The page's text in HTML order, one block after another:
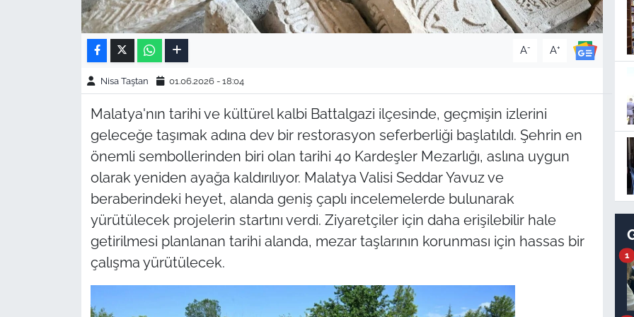
A- A+
Nisa Taştan 01.06.2026 - 18:04
Malatya'nın tarihi ve kültürel kalbi Battalgazi ilçesinde, geçmişin izlerini
geleceğe taşımak adına dev bir restorasyon seferberliği başlatıldı. Şehrin en
önemli sembollerinden biri olan tarihi 40 Kardeşler Mezarlığı, aslına uygun
olarak yeniden ayağa kaldırılıyor. Malatya Valisi Seddar Yavuz ve
beraberindeki heyet, alanda geniş çaplı incelemelerde bulunarak
yürütülecek projelerin startını verdi. Ziyaretçiler için daha erişilebilir hale
getirilmesi planlanan tarihi alanda, mezar taşlarının korunması için hassas bir
çalışma yürütülecek.
1